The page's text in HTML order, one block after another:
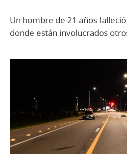
Un hombre de 21 años
donde están involucrados